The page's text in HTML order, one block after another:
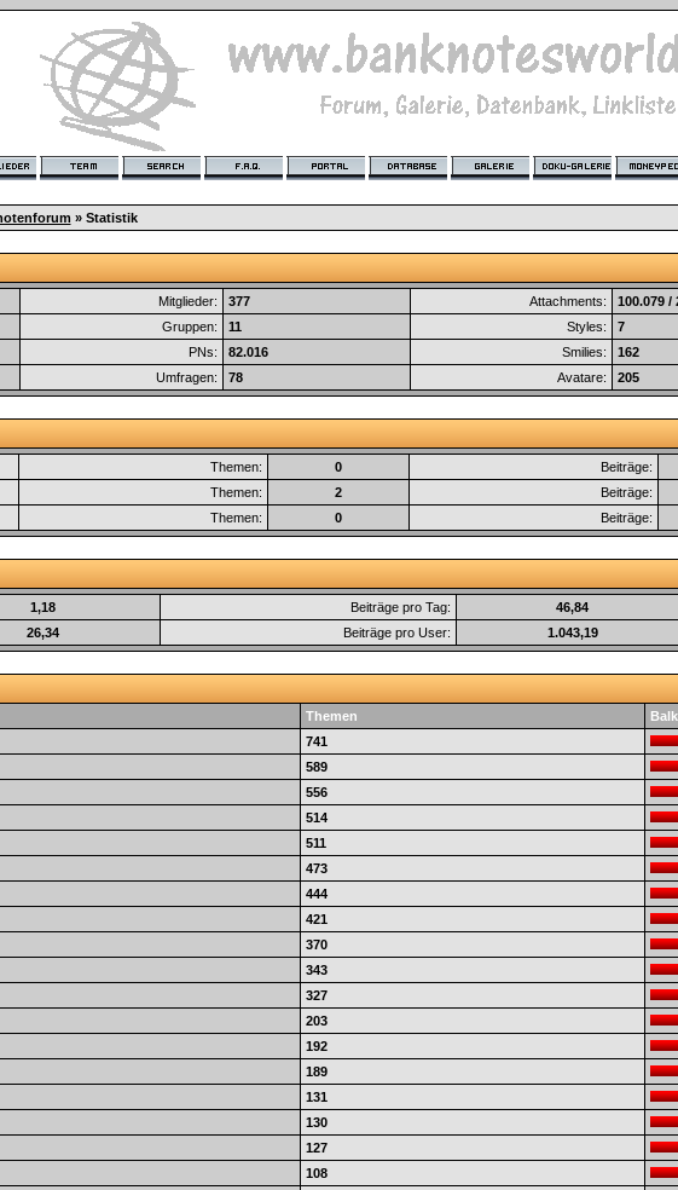
» Statistik
Mitglieder: 377 Attachments: 100.079 /
Gruppen: 11 Styles: 7
PNs: 82.016 Smilies: 162
Umfragen: 78 Avatare: 205
Themen: 0 Beiträge:
Themen: 2 Beiträge:
Themen: 0 Beiträge:
1,18 Beiträge pro Tag: 46,84
26,34 Beiträge pro User: 1.043,19
Themen
741
589
556
514
511
473
444
421
370
343
327
203
192
189
131
130
127
108